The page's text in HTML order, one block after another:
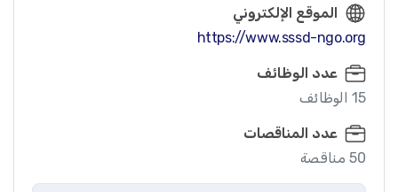
الموقع الإلكتروني
https://www.sssd-ngo.org
عدد الوظائف
15 الوظائف
عدد المناقصات
50 مناقصة